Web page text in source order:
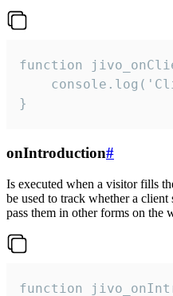
function
}
onIntroduction#
Is executed when a visitor fills
be used to track whether a
pass them in other forms on the
function